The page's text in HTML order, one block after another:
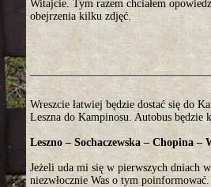
Witajcie. Tym razem chciałem
obejrzenia kilku zdjęć.
Wreszcie łatwiej będzie dostać się do
Leszna do Kampinosu. Autobus będzie
Leszno – Sochaczewska – Chopina
Jeżeli uda mi się w pierwszych dniach
niezwłocznie Was o tym poinformować.